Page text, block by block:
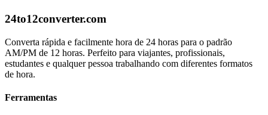
24to12converter.com
Converta rápida e facilmente hora de 24 horas para o padrão
AM/PM de 12 horas. Perfeito para viajantes, profissionais,
estudantes e qualquer pessoa trabalhando com diferentes formatos
de hora.
Ferramentas